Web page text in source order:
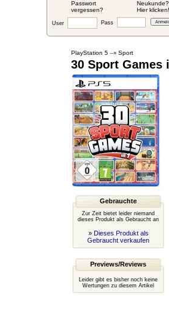
Passwort
vergessen?
Neukunde?
Hier klicken!
User Pass
PlayStation 5 --» Sport
30 Sport Games
Gebrauchte
Zur Zeit bietet leider niemand
dieses Produkt als Gebraucht an
» Dieses Produkt als
Gebraucht verkaufen
Previews/Reviews
Leider gibt es bisher noch keine
Wertungen zu diesem Artikel